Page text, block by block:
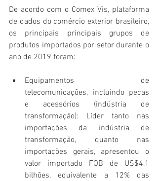
De acordo com o Comex Vis, plataforma
de dados do comércio exterior brasileiro,
os principais principais grupos de
produtos importados por setor durante o
ano de 2019 foram:
Equipamentos de
telecomunicações, incluindo peças
e acessórios (indústria de
transformação): Líder tanto nas
importações da indústria de
transformação, quanto nas
importações gerais, apresentou o
valor importado FOB de US$4,1
bilhões, equivalente a 12% das